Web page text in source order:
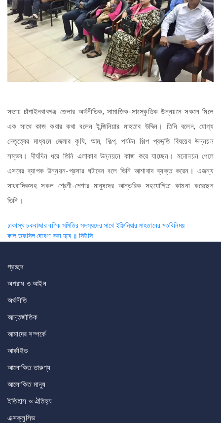
সভায় চাঁপাইনবাবগঞ্জ জেলার অর্থনীতিক, সামাজিক-সাংস্কৃতিক উন্নয়নে সকলে মিলে
এক সাথে কাজ করার কথা বলেন ইন্জিনিয়ার মাহতাব উদ্দিন। তিনি বলেন, যোগ্য
নেতৃত্বের মাধ্যমে জেলার কৃষি, আম, শিল্প, পর্যটন শিল্প প্রভৃতি বিষয়ের উন্নয়ন
সম্ভব। দীর্ঘদিন ধরে তিনি এলাকার উন্নয়নে কাজ করে যাচ্ছেন। মনোনয়ন পেলে
এসবের ব্যাপক উন্নয়ন-প্রসার ঘটাবেন বলে তিনি আশাবাদ ব্যক্ত করেন। এজন্য
সাংবাদিকসহ সকল শ্রেণী-পেশার মানুষদের আন্তরিক সহযোগিতা কামনা করেছেন
তিনি।
Post
navigation
ঢাকাস্থ চকবাজার বণিক সমিতির সদস্যদের সাথে ইঞ্জিনিয়ার মাহতাবের মতবিনিময়
কাল তফসিল ঘোষণা করা হবে ॥ সিইসি
প্রচ্ছদ
অপরাধ ও আইন
অর্থনীতি
আন্তর্জাতিক
আমাদের সম্পর্কে
আর্কাইভ
আলোকিত তারুণ্য
আলোকিত মানুষ
ইতিহাস ও ঐতিহ্য
এক্সক্লুসিভ